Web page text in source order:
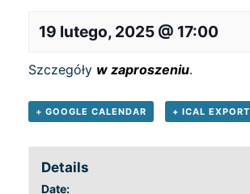
19 lutego, 2025 @ 17:00
Szczegóły w zaproszeniu.
+ GOOGLE CALENDAR + ICAL EXPORT
Details
Date: